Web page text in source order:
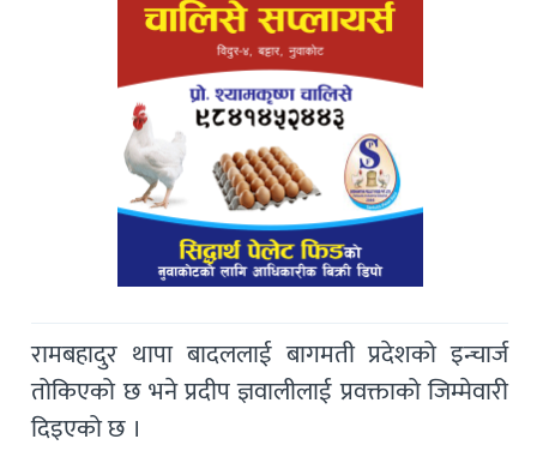
रामबहादुर थापा बादललाई बागमती प्रदेशको इन्चार्ज
तोकिएको छ भने प्रदीप ज्ञवालीलाई प्रवक्ताको जिम्मेवारी
दिइएको छ ।